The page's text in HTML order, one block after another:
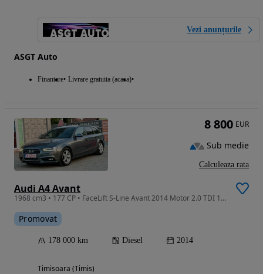
Vezi anunțurile
ASGT Auto
Finantare Livrare gratuita (acasa)
Audi A4 Avant
1968 cm3 • 177 CP • FaceLift S-Line Avant 2014 Motor 2.0 TDI 177 CP Quattro Automat
Promovat
178 000 km Diesel 2014
Timisoara (Timis)
8 800 EUR
Sub medie
Calculeaza rata